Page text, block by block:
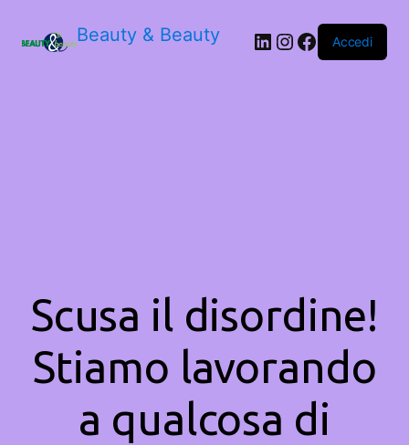
Beauty & Beauty LinkedIn
Instagram
Facebook
Accedi
Scusa il disordine!
Stiamo lavorando
a qualcosa di